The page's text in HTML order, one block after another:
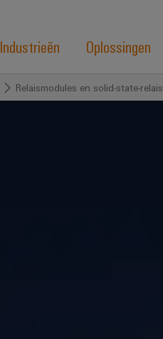
Industrieën Oplossingen
Relaismodules en solid-state-relais